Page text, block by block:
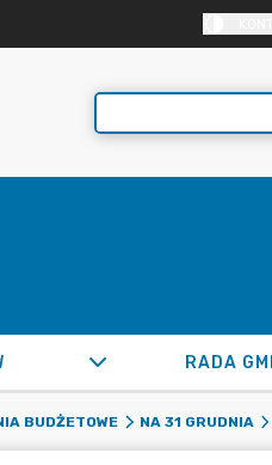
RADA
BUDŻETOWE NA 31 GRUDNIA